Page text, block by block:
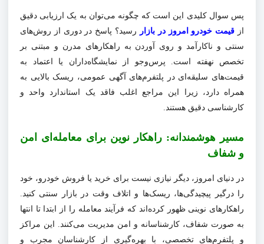
پس سوال کلیدی این است که چگونه می‌توان به یک ارزیابی دقیق
از قیمت خودرو امروز در بازار
رسید؟ پاسخ در دوری از روش‌های
سنتی و ناکارآمد و روی آوردن به راهکارهای مدرن و مبتنی بر
تخصص نهفته است. پرس‌وجو از نمایشگاه‌داران یا اعتماد به
قیمت‌های سلیقه‌ای در پلتفرم‌های آگهی عمومی، ریسک بالایی به
همراه دارد، زیرا این مراجع اغلب فاقد یک استاندارد واحد و
کارشناسی دقیق هستند.
مسیر هوشمندانه: راهکار نوین برای معامله‌ای امن
و شفاف
در دنیای امروز، دیگر نیازی نیست برای خرید یا فروش خودرو، خود
را درگیر پیچیدگی‌ها، ریسک‌ها و اتلاف وقت در بازار سنتی کنید.
راهکارهای نوینی ظهور کرده‌اند که فرآیند معامله را از ابتدا تا انتها
به صورت شفاف، کارشناسانه و امن مدیریت می‌کنند. این مراکز
و پلتفرم‌های تخصصی، با بهره‌گیری از کارشناسان مجرب و